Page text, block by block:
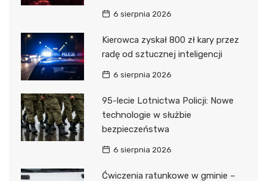
6 sierpnia 2026
Kierowca zyskał 800 zł kary przez
radę od sztucznej inteligencji
6 sierpnia 2026
95-lecie Lotnictwa Policji: Nowe
technologie w służbie
bezpieczeństwa
6 sierpnia 2026
Ćwiczenia ratunkowe w gminie –